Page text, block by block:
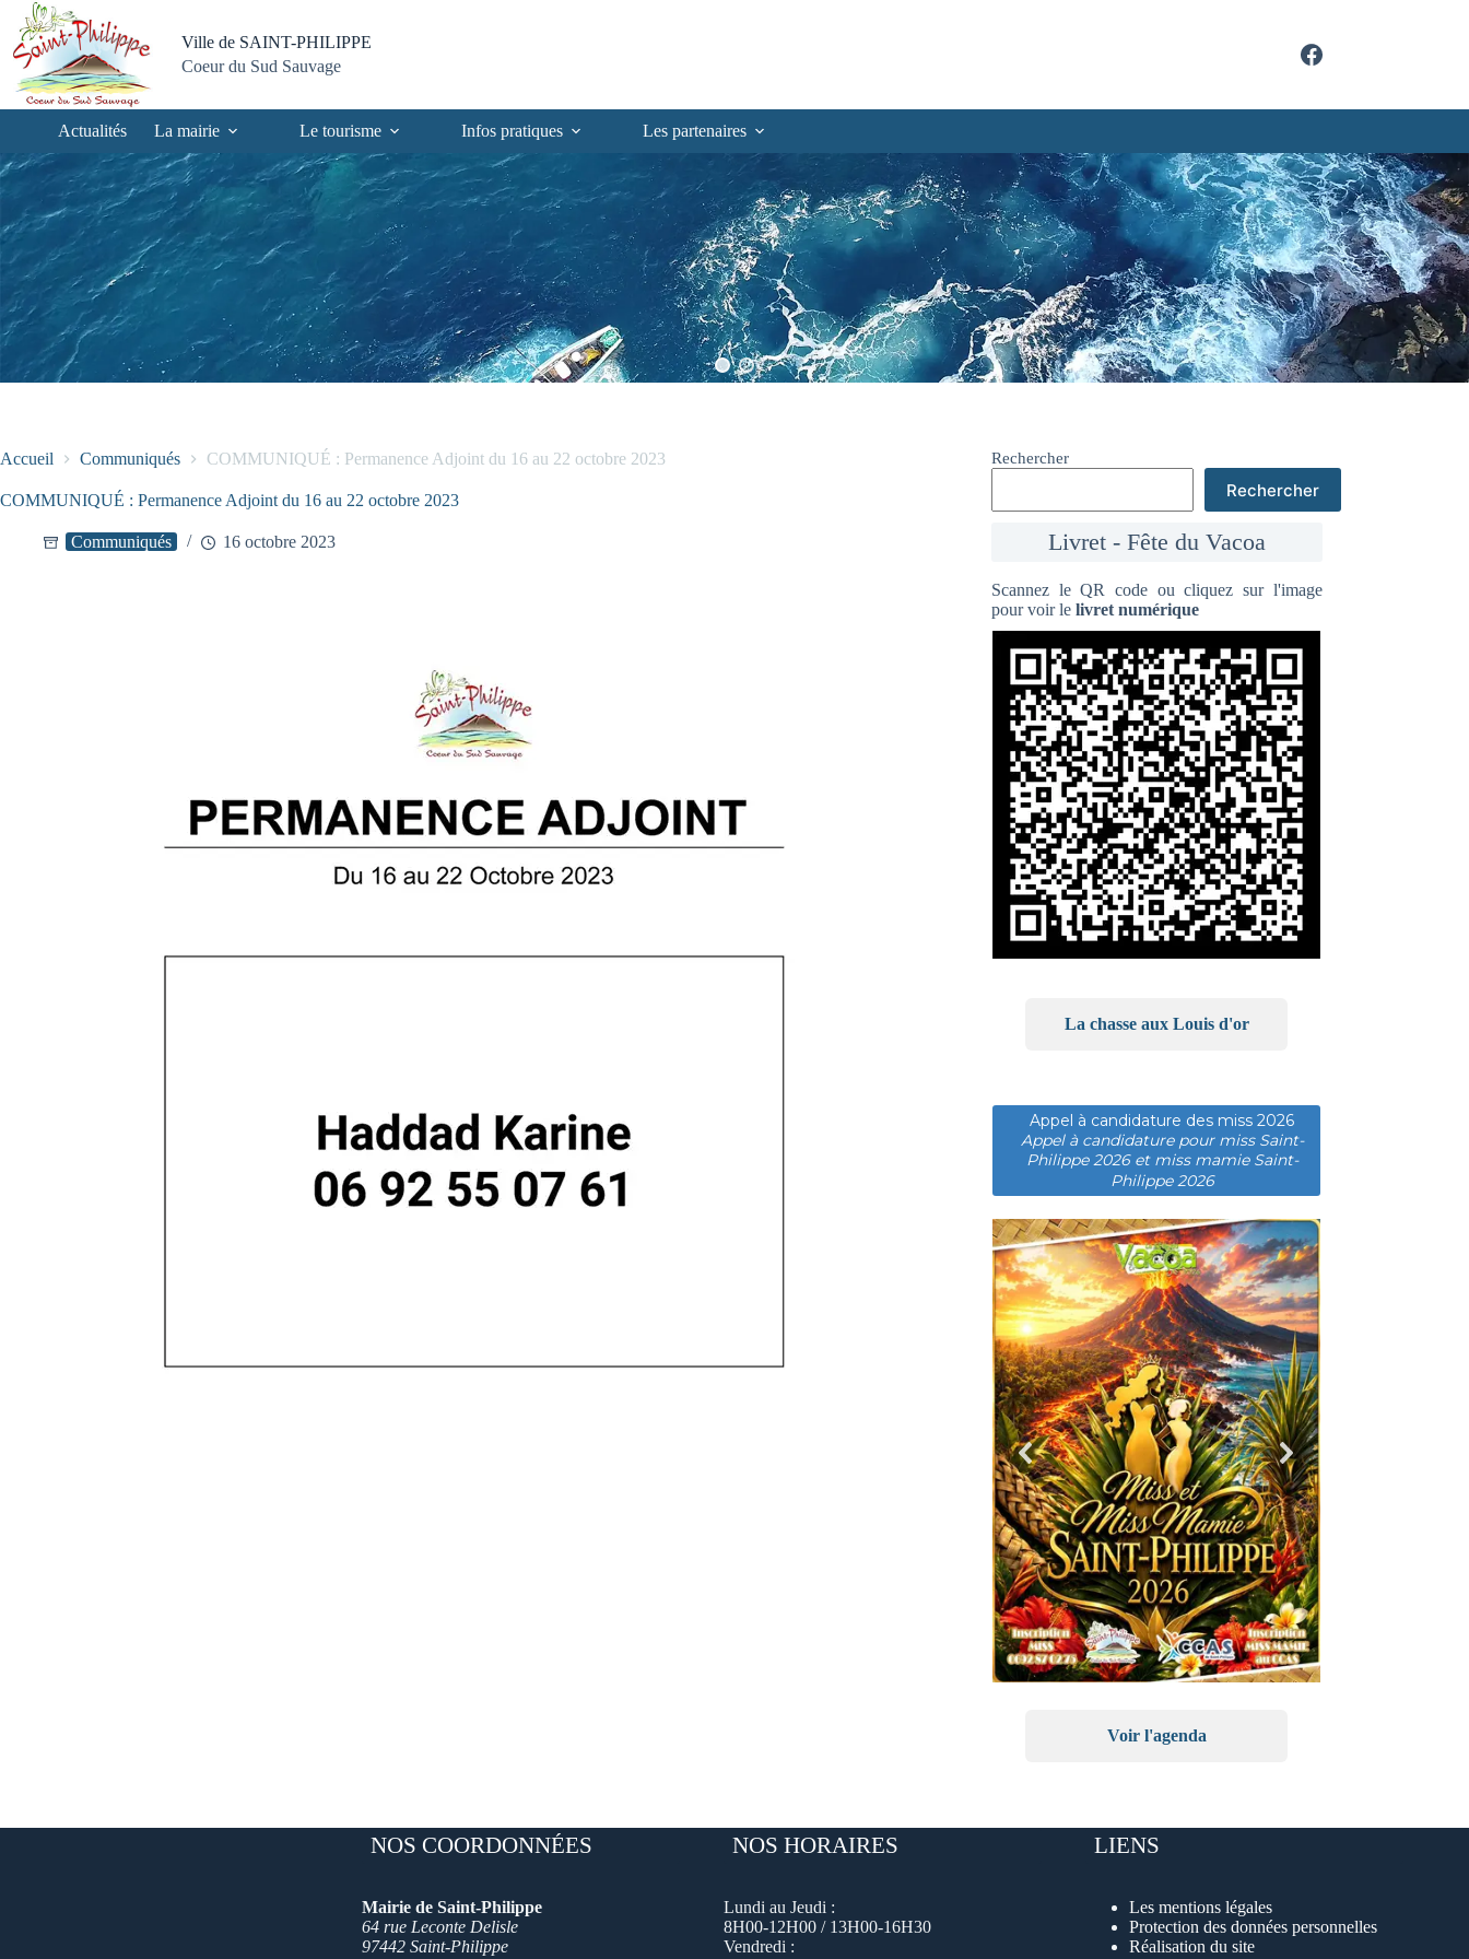
Passer
contenu
Passer
menu
Aller
recherche
Aller
pied
page
Ville de SAINT-PHILIPPE
Coeur du Sud Sauvage
Actualités La mairie Le tourisme Infos pratiques Les partenaires
Accueil Communiqués COMMUNIQUÉ : Permanence Adjoint du 16 au 22 octobre 2023
COMMUNIQUÉ : Permanence Adjoint du 16 au 22 octobre 2023
Communiqués 16 octobre 2023
Rechercher
Rechercher
Livret - Fête du Vacoa
Scannez le QR code ou cliquez sur l'image
pour voir lelivret numérique
La chasse aux Louis d'or
Appel à candidature des miss 2026
Appel à candidature pour miss Saint-
Philippe 2026 et miss mamie Saint-
Philippe 2026
Voir l'agenda
NOS COORDONNÉES
Mairie de Saint-Philippe
64 rue Leconte Delisle
97442 Saint-Philippe
NOS HORAIRES
Lundi au Jeudi :
8H00-12H00 / 13H00-16H30
Vendredi :
LIENS
Les mentions légales
Protection des données personnelles
Réalisation du site